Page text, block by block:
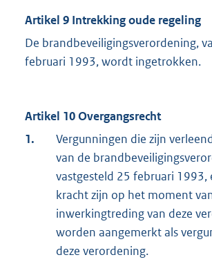
Artikel 9 Intrekking oude regeling
De brandbeveiligingsverordening,
februari 1993, wordt ingetrokken.
Artikel 10 Overgangsrecht
1.
Vergunningen die zijn
van de
vastgesteld 25 februari 1993,
kracht zijn op het moment
inwerkingtreding van deze
worden aangemerkt als
deze verordening.